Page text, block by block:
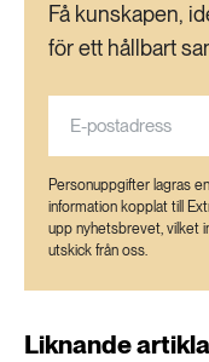
Få kunskapen,
för ett hållbart
Personuppgifter lagras
information kopplat till
upp nyhetsbrevet, vilket
utskick från oss.
Liknande